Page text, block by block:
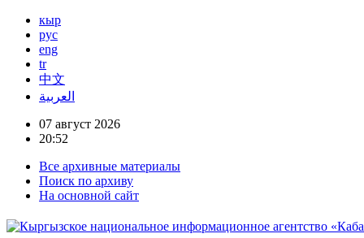
кыр
рус
eng
tr
中文
العربية
07 август 2026
20:52
Все архивные материалы
Поиск по архиву
На основной сайт